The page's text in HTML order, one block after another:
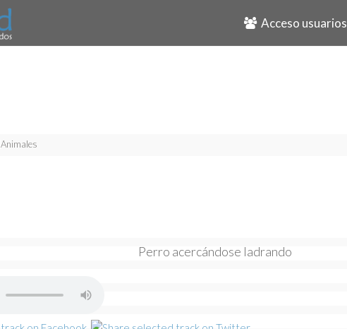
Acceso usuarios
Animales
Perro acercándose ladrando